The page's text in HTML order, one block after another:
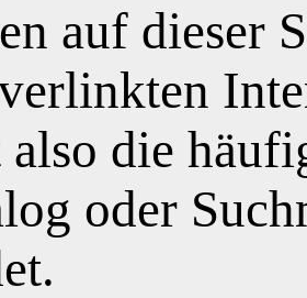
auf dieser
also die
oder